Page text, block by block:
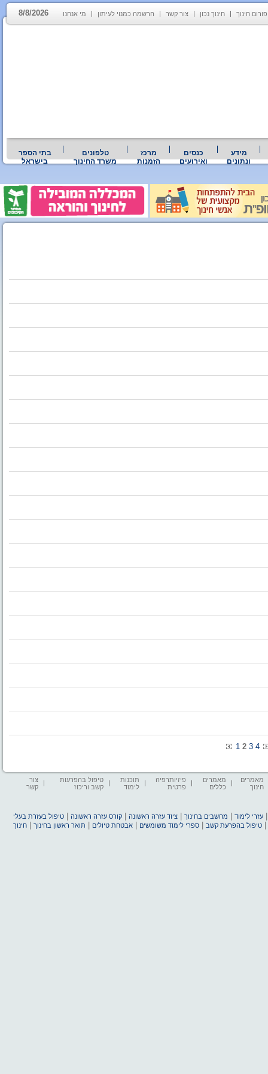
פורום חינוך חינוך נכון צור קשר הרשמה כמנוי לעיתון מי אנחנו 8/8/2026
מידע
ונתונים
כנסים
ואירועים
מרכז
הזמנות
טלפונים
משרד החינוך
בתי הספר
בישראל
1 2 3 4
מאמרים
חינוך
מאמרים
כללים
פיזיותרפיה
פרטית
תוכנות
לימוד
טיפול בהפרעות
קשב וריכוז
צור
קשר
עזרי לימוד מחשבים בחינוך |ציוד עזרה ראשונה |קורס עזרה ראשונה |טיפול בעזרת בעלי
|טיפול בהפרעת קשב |ספרי לימוד משומשים |אבטחת טיולים תואר ראשון בחינוך |חינוך